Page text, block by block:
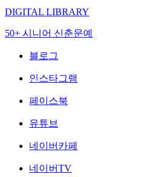
DIGITAL LIBRARY
50+ 시니어 신춘문예
블로그
인스타그램
페이스북
유튜브
네이버카페
네이버TV